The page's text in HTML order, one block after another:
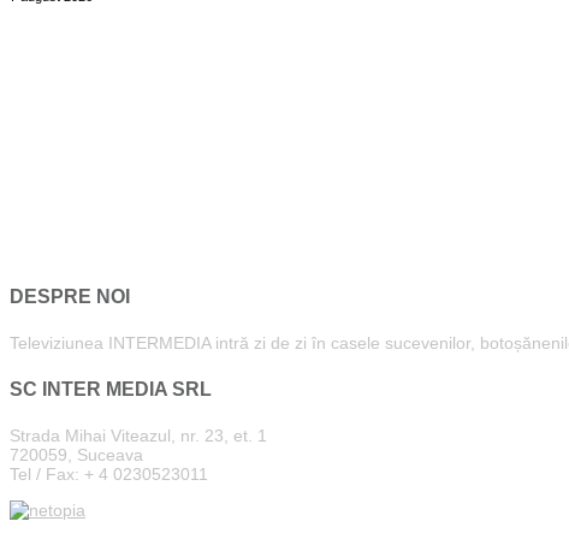
DESPRE NOI
Televiziunea INTERMEDIA intră zi de zi în casele sucevenilor,
SC INTER MEDIA SRL
Strada Mihai Viteazul, nr. 23, et. 1
720059, Suceava
Tel / Fax: + 4 0230523011